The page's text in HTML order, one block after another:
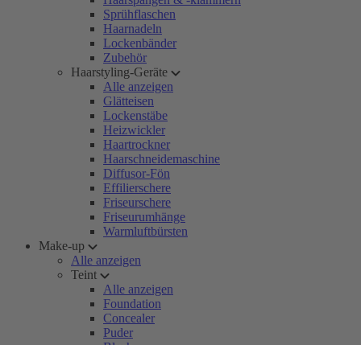
Sprühflaschen
Haarnadeln
Lockenbänder
Zubehör
Haarstyling-Geräte
Alle anzeigen
Glätteisen
Lockenstäbe
Heizwickler
Haartrockner
Haarschneidemaschine
Diffusor-Fön
Effilierschere
Friseurschere
Friseurumhänge
Warmluftbürsten
Make-up
Alle anzeigen
Teint
Alle anzeigen
Foundation
Concealer
Puder